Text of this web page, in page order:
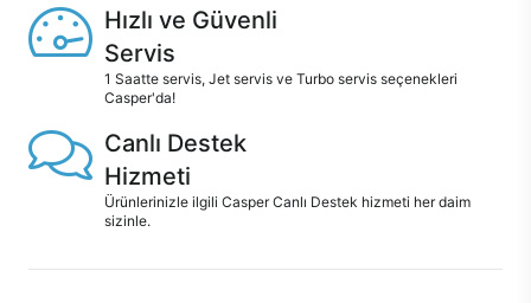
Hızlı ve Güvenli
Servis
1 Saatte servis, Jet servis ve Turbo servis seçenekleri
Casper'da!
Canlı Destek
Hizmeti
Ürünlerinizle ilgili Casper Canlı Destek hizmeti her daim
sizinle.